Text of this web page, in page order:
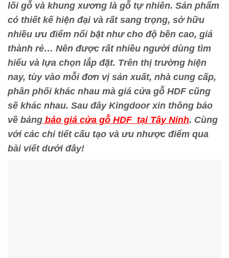
lõi gỗ và khung xương là gỗ tự nhiên. Sản phẩm
có thiết kế hiện đại và rất sang trọng, sở hữu
nhiều ưu điểm nổi bật như cho độ bền cao, giá
thành rẻ… Nên được rất nhiều người dùng tìm
hiểu và lựa chọn lắp đặt. Trên thị trường hiện
nay, tùy vào mỗi đơn vị sản xuất, nhà cung cấp,
phân phối khác nhau mà giá cửa gỗ HDF cũng
sẽ khác nhau. Sau đây Kingdoor xin thông báo
về bảng báo giá cửa gỗ HDF tại Tây Ninh. Cùng
với các chi tiết cấu tạo và ưu nhược điểm qua
bài viết dưới đây!